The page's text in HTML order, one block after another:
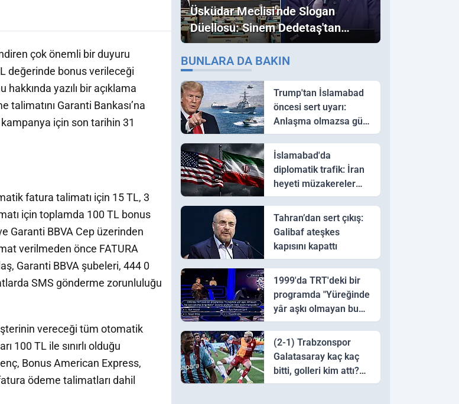
çok önemli bir duyuru
değerinde bonus verileceği
yazılı bir açıklama
talimatını Garanti Bankası’na
için son tarihin 31
fatura talimatı için 15 TL, 3
için toplamda 100 TL bonus
Garanti BBVA Cep üzerinden
verilmeden önce FATURA
Garanti BBVA şubeleri, 444 0
SMS gönderme zorunluluğu
vereceği tüm otomatik
100 TL ile sınırlı olduğu
Bonus American Express,
ödeme talimatları dahil
Üsküdar Meclisi'nde Slogan
Düellosu: Sinem Dedetaş'tan
Ezber Bozan "Erdoğan" ve
"İmamoğlu" Çıkışı!
BUNLARA DA BAKIN
Trump'tan İslamabad
öncesi sert uyarı:
Anlaşma olmazsa güç
kullanırız
İslamabad'da
diplomatik trafik: İran
heyeti müzakereler
için Pakistan'a ulaştı
Tahran’dan sert çıkış:
Galibaf ateşkes
kapısını kapattı
1999'da TRT'deki bir
programda "Yüreğinde
yâr aşkı olmayan bu
sazı çalarsa tingirdatır"
sözünü söyleyen halk
ozanı hangisidir?
(2-1) Trabzonspor
Galatasaray kaç kaç
bitti, golleri kim attı?
Trabzonspor